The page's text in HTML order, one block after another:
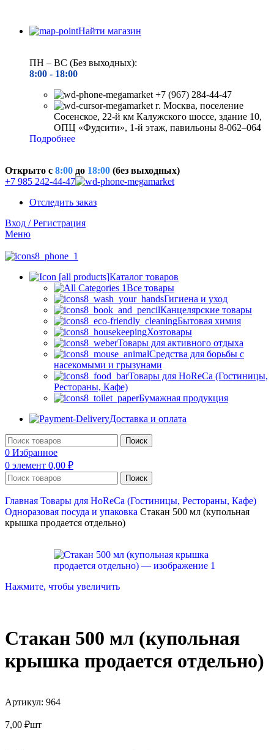
Найти магазин
ПН – ВС (Без выходных):
8:00 - 18:00
+7 (967) 284-44-47
г. Москва, поселение
Сосенское, 22-й км Калужского шоссе, здание 10,
ОПЦ «Фудсити», 1-й этаж, павильоны 8-062–064
Подробнее
Открыто c 8:00 до 18:00 (без выходных)
+7 985 242-44-47
Отследить заказ
Вход / Регистрация
Меню
Каталог товаров
Все товары
Гигиена и уход
Канцелярские товары
Бытовая химия
Хозтовары
Товары для активного отдыха
Средства для борьбы с
насекомыми и грызунами
Товары для HoReCa (Гостиницы,
Рестораны, Кафе)
Бумажная продукция
Доставка и оплата
Поиск
0 Избранное
0 элемент 0,00 ₽
Поиск
Главная Товары для HoReCa (Гостиницы, Рестораны, Кафе)
Одноразовая посуда и упаковка Стакан 500 мл (купольная
крышка продается отдельно)
Нажмите, чтобы увеличить
Стакан 500 мл (купольная
крышка продается отдельно)
Артикул: 964
7,00 ₽шт